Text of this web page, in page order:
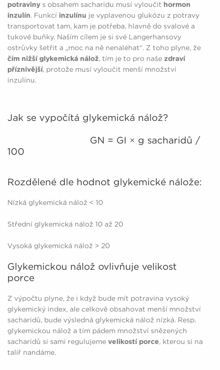
potraviny s obsahem sacharidu musí vyloučit hormon
inzulín. Funkcí inzulínu je vyplavenou glukózu z potravy
transportovat tam, kam je potřeba, hlavně do svalové a
tukové buňky. Naším cílem je si své Langerhansovy
ostrůvky šetřit a „moc na ně nenaléhat“. Z toho plyne, že
čím nižší glykemická nálož, tím je to pro naše zdraví
příznivější, protože musí vyloučit menší množství
inzulínu.
Jak se vypočítá glykemická nálož?
GN = GI × g sacharidů /
100
Rozdělené dle hodnot glykemické nálože:
Nízká glykemická nálož < 10
Střední glykemická nálož 10 až 20
Vysoká glykemická nálož > 20
Glykemickou nálož ovlivňuje velikost
porce
Z výpočtu plyne, že i když bude mít potravina vysoký
glykemický index, ale celkově obsahovat menší množství
sacharidů, bude výsledná glykemická nálož nízká. Resp.
glykemickou nálož a tím pádem množství snězených
sacharidů si sami regulujeme velikostí porce, kterou si na
talíř nandáme.